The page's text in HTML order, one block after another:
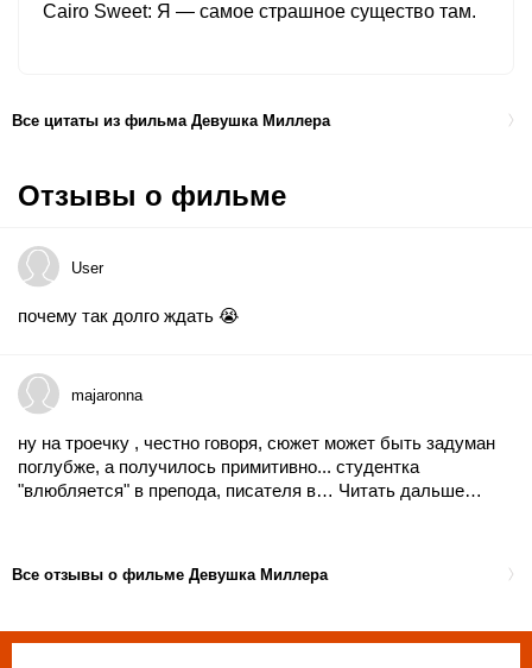
Cairo Sweet Я — самое страшное существо там.
Все цитаты из фильма Девушка Миллера
Отзывы о фильме
User
почему так долго ждать 😭
majaronna
ну на троечку , честно говоря, сюжет может быть задуман
поглубже, а получилось примитивно... студентка
"влюбляется" в препода, писателя в… Читать дальше…
Все отзывы о фильме Девушка Миллера